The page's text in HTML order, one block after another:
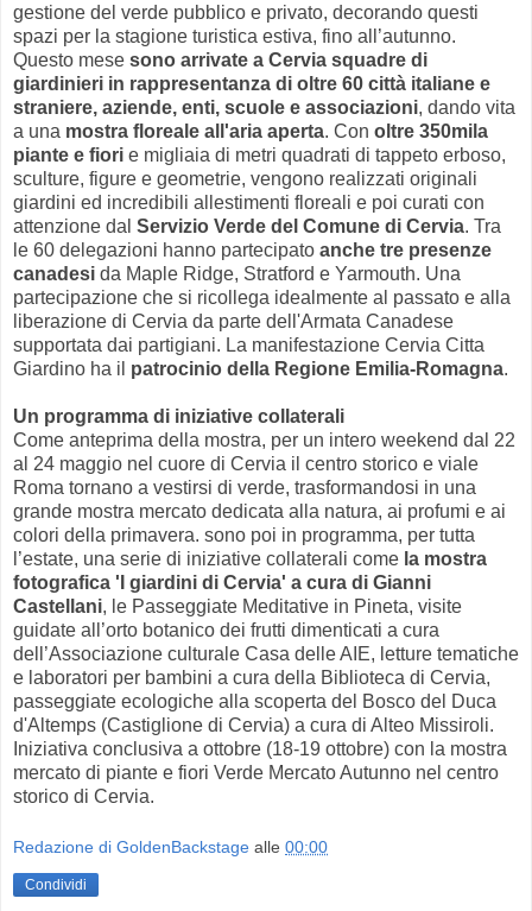
gestione del verde pubblico e privato, decorando questi
spazi per la stagione turistica estiva, fino all’autunno.
Questo mese sono arrivate a Cervia squadre di
giardinieri in rappresentanza di oltre 60 città italiane e
straniere, aziende, enti, scuole e associazioni, dando vita
a una mostra floreale all'aria aperta. Con oltre 350mila
piante e fiori e migliaia di metri quadrati di tappeto erboso,
sculture, figure e geometrie, vengono realizzati originali
giardini ed incredibili allestimenti floreali e poi curati con
attenzione dal Servizio Verde del Comune di Cervia. Tra
le 60 delegazioni hanno partecipato anche tre presenze
canadesi da Maple Ridge, Stratford e Yarmouth. Una
partecipazione che si ricollega idealmente al passato e alla
liberazione di Cervia da parte dell'Armata Canadese
supportata dai partigiani. La manifestazione Cervia Citta
Giardino ha il patrocinio della Regione Emilia-Romagna.
Un programma di iniziative collaterali
Come anteprima della mostra, per un intero weekend dal 22
al 24 maggio nel cuore di Cervia il centro storico e viale
Roma tornano a vestirsi di verde, trasformandosi in una
grande mostra mercato dedicata alla natura, ai profumi e ai
colori della primavera. sono poi in programma, per tutta
l’estate, una serie di iniziative collaterali come la mostra
fotografica 'I giardini di Cervia' a cura di Gianni
Castellani, le Passeggiate Meditative in Pineta, visite
guidate all’orto botanico dei frutti dimenticati a cura
dell’Associazione culturale Casa delle AIE, letture tematiche
e laboratori per bambini a cura della Biblioteca di Cervia,
passeggiate ecologiche alla scoperta del Bosco del Duca
d'Altemps (Castiglione di Cervia) a cura di Alteo Missiroli.
Iniziativa conclusiva a ottobre (18-19 ottobre) con la mostra
mercato di piante e fiori Verde Mercato Autunno nel centro
storico di Cervia.
Redazione di GoldenBackstage alle 00:00
Condividi